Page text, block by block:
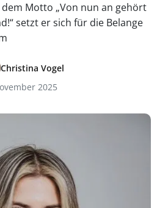
Motto „Von nun an gehört
setzt er sich für die Belange
Christina Vogel
2025